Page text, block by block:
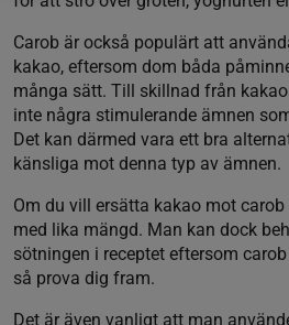
Carob är också populärt att
kakao, eftersom dom båda
många sätt. Till skillnad från
inte några stimulerande ämnen
Det kan därmed vara ett bra
känsliga mot denna typ av ämnen.
Om du vill ersätta kakao mot
med lika mängd. Man kan dock
sötningen i receptet eftersom
så prova dig fram.
Det är även vanligt att man